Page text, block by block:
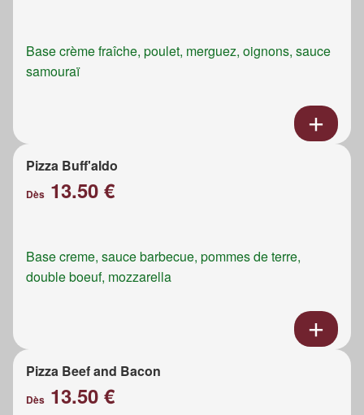
Base crème fraîche, poulet, merguez, oignons, sauce
samouraï
Pizza Buff'aldo
Dès 13.50 €
Base creme, sauce barbecue, pommes de terre,
double boeuf, mozzarella
Pizza Beef and Bacon
Dès 13.50 €